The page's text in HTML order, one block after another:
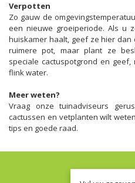
Verpotten
Zo gauw de
een nieuwe groeiperiode. Als u
huiskamer haalt, geef ze hier
ruimere pot, maar plant ze
speciale cactuspotgrond en
flink water.
Meer weten?
Vraag onze tuinadviseurs
cactussen en vetplanten wilt
tips en goede raad.